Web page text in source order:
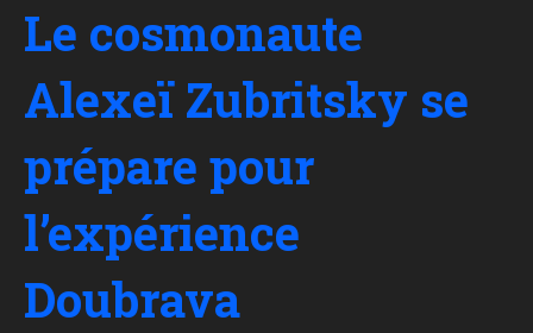
Le cosmonaute
Alexeï Zubritsky se
prépare pour
l’expérience
Doubrava